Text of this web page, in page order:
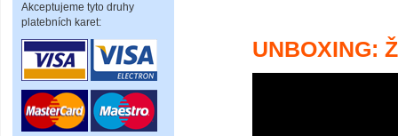
Akceptujeme tyto druhy
platebních karet:
UNBOXING: